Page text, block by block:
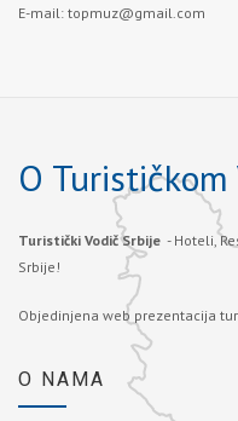
E-mail: topmuz@gmail.com
O
Turistički Vodič Srbije - Hoteli,
Srbije!
Objedinjena web prezentacija
O NAMA